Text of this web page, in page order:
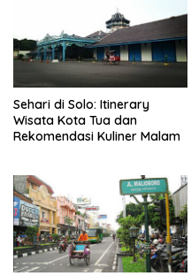
Sehari di Solo: Itinerary
Wisata Kota Tua dan
Rekomendasi Kuliner Malam